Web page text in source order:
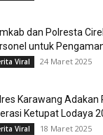
dan Polresta
untuk
Viral 24 Maret 2025
Karawang Adakan
Ketupat Lodaya
Viral 18 Maret 2025